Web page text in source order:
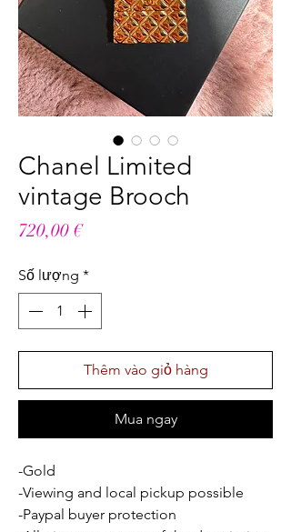
Chanel Limited
vintage Brooch
720,00 €Giá
Số lượng *
Thêm vào giỏ hàng
Mua ngay
-Gold
-Viewing and local pickup possible
-Paypal buyer protection